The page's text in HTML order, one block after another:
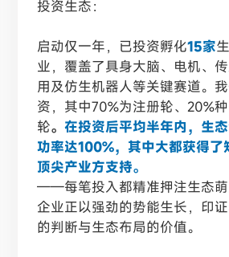
投资生态：
启动仅一年，已投资孵化15家
业，覆盖了具身大脑、电机、
用及仿生机器人等关键赛道。
资，其中70%为注册轮、20%
轮。在投资后平均半年内，生
功率达100%，其中大都获得了
顶尖产业方支持。
——每笔投入都精准押注生态萌
企业正以强劲的势能生长，印
的判断与生态布局的价值。